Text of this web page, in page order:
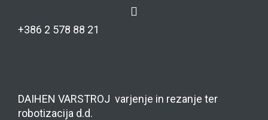
+386 2 578 88 21
DAIHEN VARSTROJ varjenje in rezanje ter
robotizacija d.d.